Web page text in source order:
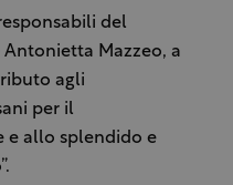
del
Mazzeo, a
agli
per il
e allo splendido e